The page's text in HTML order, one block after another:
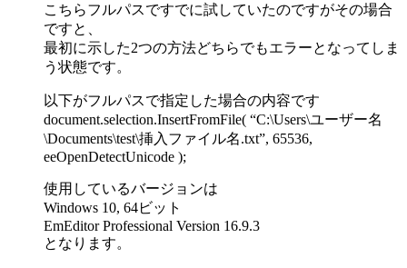
こちらフルパスですでに試していたのですがその場合
ですと、
最初に示した2つの方法どちらでもエラーとなってしま
う状態です。
以下がフルパスで指定した場合の内容です
document.selection.InsertFromFile( “C:\Users\ユーザー名
\Documents\test\挿入ファイル名.txt”, 65536,
eeOpenDetectUnicode );
使用しているバージョンは
Windows 10, 64ビット
EmEditor Professional Version 16.9.3
となります。